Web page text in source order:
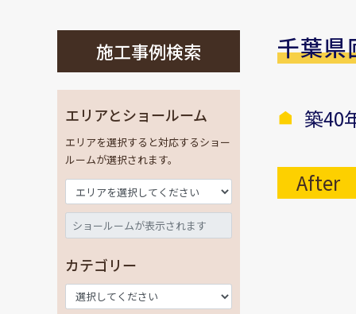
千葉県
築40
After
施工事例検索
エリアとショールーム
エリアを選択すると対応するショー
ルームが選択されます。
カテゴリー